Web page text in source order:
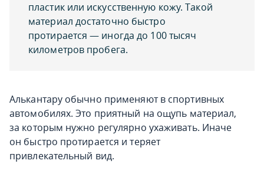
пластик или искусственную кожу. Такой
материал достаточно быстро
протирается — иногда до 100 тысяч
километров пробега.
Алькантару обычно применяют в спортивных
автомобилях. Это приятный на ощупь материал,
за которым нужно регулярно ухаживать. Иначе
он быстро протирается и теряет
привлекательный вид.